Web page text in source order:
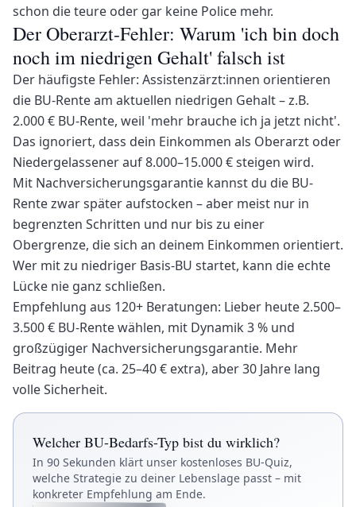
schon die teure oder gar keine Police mehr.
Der Oberarzt-Fehler: Warum 'ich bin doch
noch im niedrigen Gehalt' falsch ist
Der häufigste Fehler: Assistenzärzt:innen orientieren
die BU-Rente am aktuellen niedrigen Gehalt – z.B.
2.000 € BU-Rente, weil 'mehr brauche ich ja jetzt nicht'.
Das ignoriert, dass dein Einkommen als Oberarzt oder
Niedergelassener auf 8.000–15.000 € steigen wird.
Mit Nachversicherungsgarantie kannst du die BU-
Rente zwar später aufstocken – aber meist nur in
begrenzten Schritten und nur bis zu einer
Obergrenze, die sich an deinem Einkommen orientiert.
Wer mit zu niedriger Basis-BU startet, kann die echte
Lücke nie ganz schließen.
Empfehlung aus 120+ Beratungen: Lieber heute 2.500–
3.500 € BU-Rente wählen, mit Dynamik 3 % und
großzügiger Nachversicherungsgarantie. Mehr
Beitrag heute (ca. 25–40 € extra), aber 30 Jahre lang
volle Sicherheit.
Welcher BU-Bedarfs-Typ bist du wirklich?
In 90 Sekunden klärt unser kostenloses BU-Quiz,
welche Strategie zu deiner Lebenslage passt – mit
konkreter Empfehlung am Ende.